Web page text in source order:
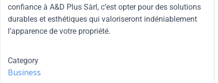
confiance à A&D Plus Sàrl, c’est opter pour des solutions
durables et esthétiques qui valoriseront indéniablement
l’apparence de votre propriété.
Category
Business